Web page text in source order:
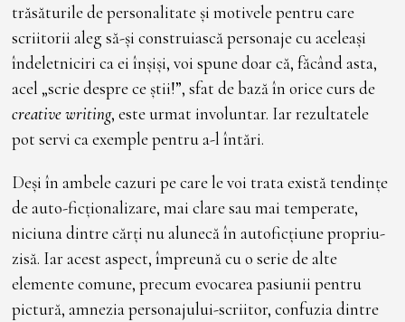
trăsăturile de personalitate și motivele pentru care
scriitorii aleg să-și construiască personaje cu aceleași
îndeletniciri ca ei înșiși, voi spune doar că, făcând asta,
acel „scrie despre ce știi!”, sfat de bază în orice curs de
creative writing, este urmat involuntar. Iar rezultatele
pot servi ca exemple pentru a-l întări.
Deși în ambele cazuri pe care le voi trata există tendințe
de auto-ficționalizare, mai clare sau mai temperate,
niciuna dintre cărți nu alunecă în autoficțiune propriu-
zisă. Iar acest aspect, împreună cu o serie de alte
elemente comune, precum evocarea pasiunii pentru
pictură, amnezia personajului-scriitor, confuzia dintre